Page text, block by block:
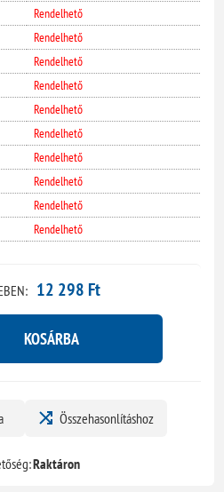
Rendelhető
Rendelhető
Rendelhető
Rendelhető
Rendelhető
Rendelhető
Rendelhető
Rendelhető
Rendelhető
Rendelhető
12 298 Ft
KOSÁRBA
Összehasonlításhoz
Raktáron